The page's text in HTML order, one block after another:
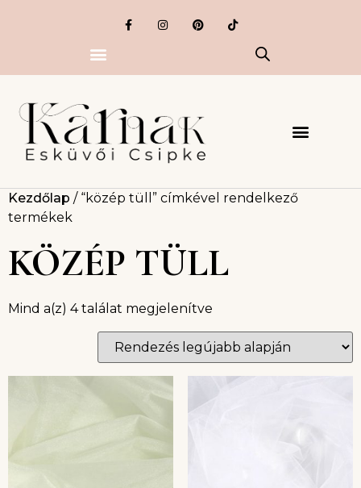
Kezdőlap / “közép tüll” címkével rendelkező
termékek
KÖZÉP TÜLL
Mind a(z) 4 találat megjelenítve